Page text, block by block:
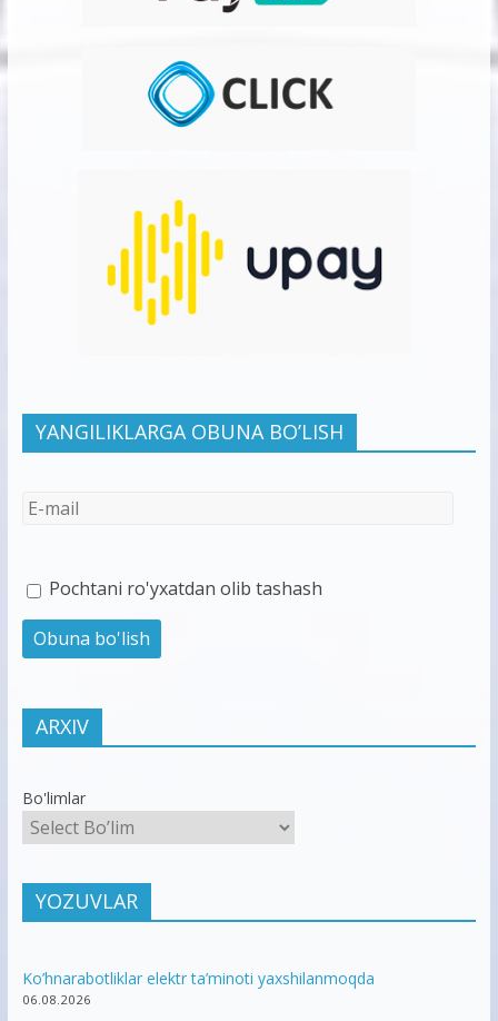
YANGILIKLARGA OBUNA BO’LISH
Pochtani ro'yxatdan olib tashash
ARXIV
Bo'limlar
YOZUVLAR
Ko’hnarabotliklar elektr ta’minoti yaxshilanmoqda
06.08.2026